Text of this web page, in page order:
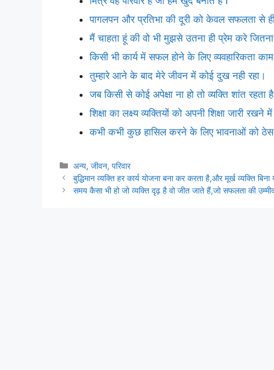
पागलपन और प्रतिभा की दूरी को केवल सफलता से
मैं चाहता हूं की वो भी मुझसे उतना ही प्रेम करे
किसी भी कार्य में सफल होने के लिए व्यवहारिकता
तुम्हारे आने के बाद मेरे जीवन में कोई दुख नही रहा।
जब किसी से कोई अपेक्षा ना हो तो व्यक्ति शांत रहता
शिक्षा का लक्ष्य व्यक्तियों को अपनी शिक्षा जारी रखने
कभी कभी कुछ हासिल करने के लिए भावनाओं को ठेस
Categories
अन्य,जीवन,परिवार
बुद्धिमान व्यक्ति हर कार्य योजना बना कर करता है,और मूर्ख व्यक्ति बिना
समय कैसा भी हो जो व्यक्ति दृढ़ है वो जीत जाते हैं,जो सफलता की